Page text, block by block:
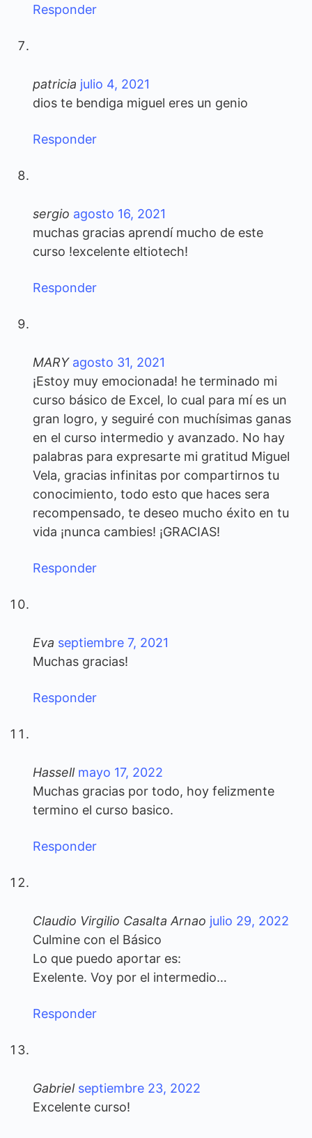
Responder
patricia julio 4, 2021
dios te bendiga miguel eres un genio
Responder
sergio agosto 16, 2021
muchas gracias aprendí mucho de este
curso !excelente eltiotech!
Responder
MARY agosto 31, 2021
¡Estoy muy emocionada! he terminado mi
curso básico de Excel, lo cual para mí es un
gran logro, y seguiré con muchísimas ganas
en el curso intermedio y avanzado. No hay
palabras para expresarte mi gratitud Miguel
Vela, gracias infinitas por compartirnos tu
conocimiento, todo esto que haces sera
recompensado, te deseo mucho éxito en tu
vida ¡nunca cambies! ¡GRACIAS!
Responder
Eva septiembre 7, 2021
Muchas gracias!
Responder
Hassell mayo 17, 2022
Muchas gracias por todo, hoy felizmente
termino el curso basico.
Responder
Claudio Virgilio Casalta Arnao julio 29, 2022
Culmine con el Básico
Lo que puedo aportar es:
Exelente. Voy por el intermedio…
Responder
Gabriel septiembre 23, 2022
Excelente curso!